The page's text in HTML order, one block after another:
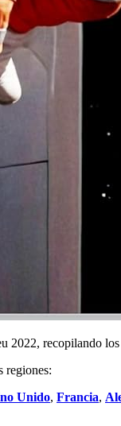
2022, recopilando
regiones:
Unido, Francia,